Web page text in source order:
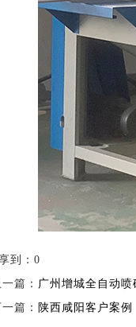
到： 0
篇： 广州增城全自动喷
篇： 陕西咸阳客户案例